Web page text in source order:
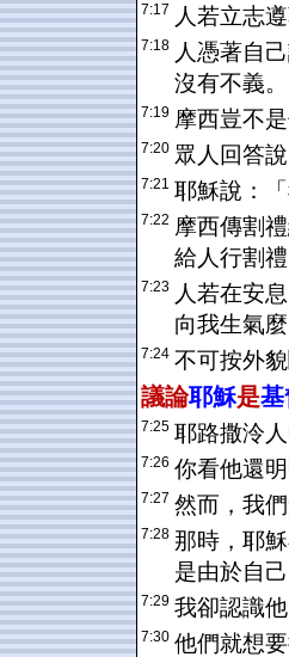
7:17 人若立志
7:18 人憑著自
沒有不義。
7:19 摩西豈不
7:20 眾人回答
7:21 耶穌說：
7:22 摩西傳割
給人行割禮
7:23 人若在安
向我生氣麼
7:24 不可按外
議論耶穌是基
7:25 耶路撒泠
7:26 你看他還
7:27 然而，我
7:28 那時，耶
是由於自
7:29 我卻認識
7:30 他們就想